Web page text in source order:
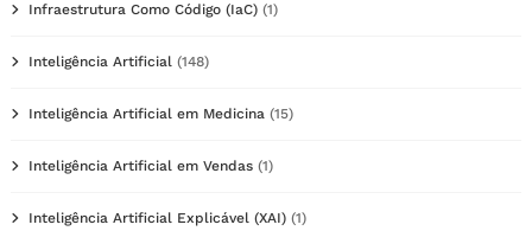
Infraestrutura Como Código (IaC) (1)
Inteligência Artificial (148)
Inteligência Artificial em Medicina (15)
Inteligência Artificial em Vendas (1)
Inteligência Artificial Explicável (XAI) (1)